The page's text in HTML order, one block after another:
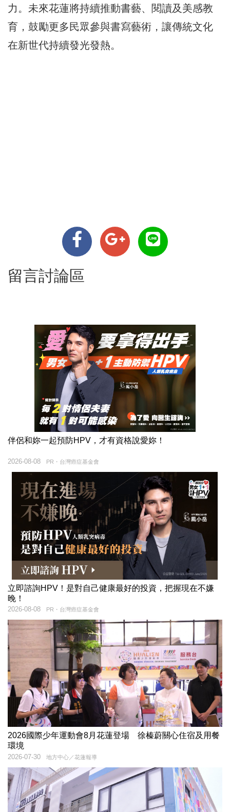
力。未來花蓮將持續推動書藝、閱讀及美感教
育，鼓勵更多民眾參與書寫藝術，讓傳統文化
在新世代持續發光發熱。
留言討論區
伴侶和妳一起預防HPV，才有資格說愛妳！
PR・台灣癌症基金會
2026-08-08
立即諮詢HPV！是對自己健康最好的投資，把握現在不嫌
晚！
PR・台灣癌症基金會
2026-08-08
2026國際少年運動會8月花蓮登場 徐榛蔚關心住宿及用餐
環境
地方中心／花蓮報導
2026-07-30